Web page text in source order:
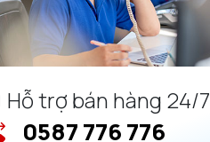
Hỗ trợ bán hàng 24/7
0587 776 776